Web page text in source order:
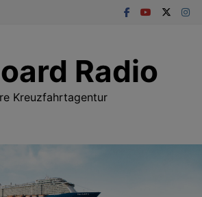
Radio
Kreuzfahrtagentur